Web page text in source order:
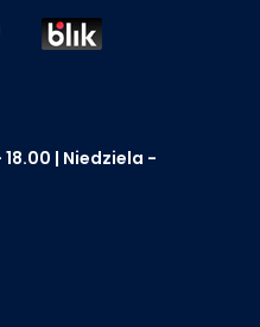
| Niedziela -